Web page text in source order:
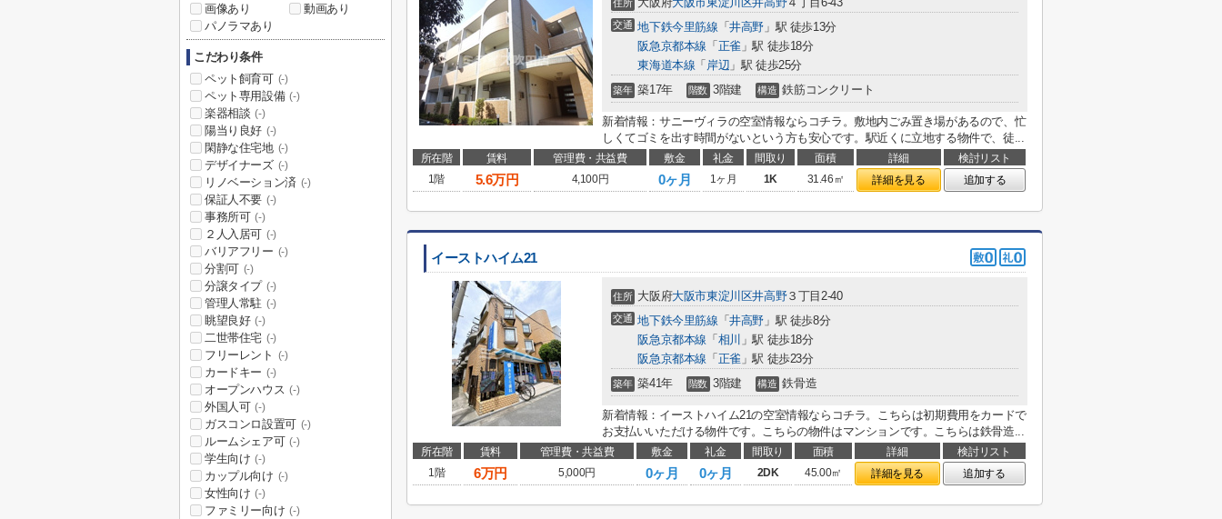
住所
交通 地下鉄今里筋線 「井高野 」駅 徒歩13分
阪急京都本線 「 正雀 」駅 徒歩18分
東海道本線 「 岸辺 」駅 徒歩25分
築年 築17年 階数 3階建 構造 鉄筋コンクリート
新着情報：サニーヴィラの空室情報ならコチラ。敷地内ごみ置き場があるので、忙
しくてゴミを出す時間がないという方も安心です。駅近くに立地する物件で、徒...
所在階 賃料 管理費・共益費 敷金 礼金 間取り 面積 詳細
検討リスト
1階
5.6万円 4,100円 0ヶ月 1ヶ月 1K 31.46㎡ 詳細を見る 追加する
イーストハイム21
住所 大阪府大阪市東淀川区井高野３丁目2-40
交通 地下鉄今里筋線 「井高野 」駅 徒歩8分
阪急京都本線 「 相川 」駅 徒歩18分
阪急京都本線 「 正雀 」駅 徒歩23分
築年 築41年 階数 3階建 構造 鉄骨造
新着情報：イーストハイム21の空室情報ならコチラ。こちらは初期費用をカードで
お支払いいただける物件です。こちらの物件はマンションです。こちらは鉄骨造...
所在階 賃料 管理費・共益費 敷金 礼金 間取り 面積 詳細
検討リスト
1階
6万円 5,000円 0ヶ月 0ヶ月 2DK 45.00㎡ 詳細を見る 追加する
画像あり
動画あり
パノラマあり
こだわり条件
ペット飼育可 (-)
ペット専用設備 (-)
楽器相談 (-)
陽当り良好 (-)
閑静な住宅地 (-)
デザイナーズ (-)
リノベーション済 (-)
保証人不要 (-)
事務所可 (-)
２人入居可 (-)
バリアフリー (-)
分割可 (-)
分譲タイプ (-)
管理人常駐 (-)
眺望良好 (-)
二世帯住宅 (-)
フリーレント (-)
カードキー (-)
オープンハウス (-)
外国人可 (-)
ガスコンロ設置可 (-)
ルームシェア可 (-)
学生向け (-)
カップル向け (-)
女性向け (-)
ファミリー向け (-)